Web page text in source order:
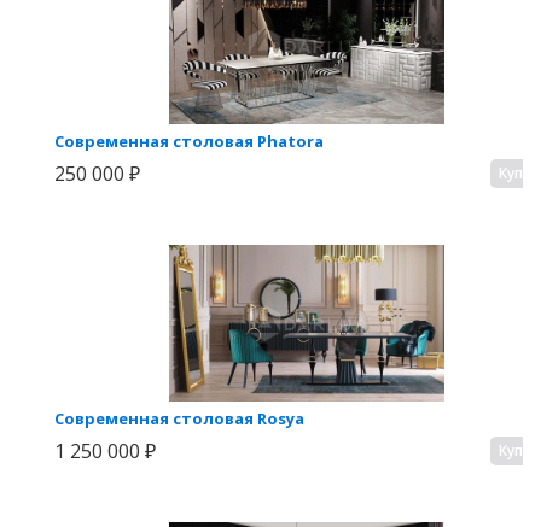
Современная столовая Phatora
250 000 ₽
Современная столовая Rosya
1 250 000 ₽